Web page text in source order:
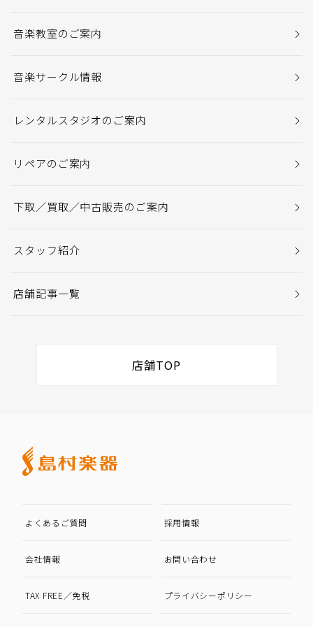
音楽教室のご案内
音楽サークル情報
レンタルスタジオのご案内
リペアのご案内
下取／買取／中古販売のご案内
スタッフ紹介
店舗記事一覧
店舗TOP
よくあるご質問 採用情報
会社情報 お問い合わせ
TAX FREE／免税 プライバシーポリシー